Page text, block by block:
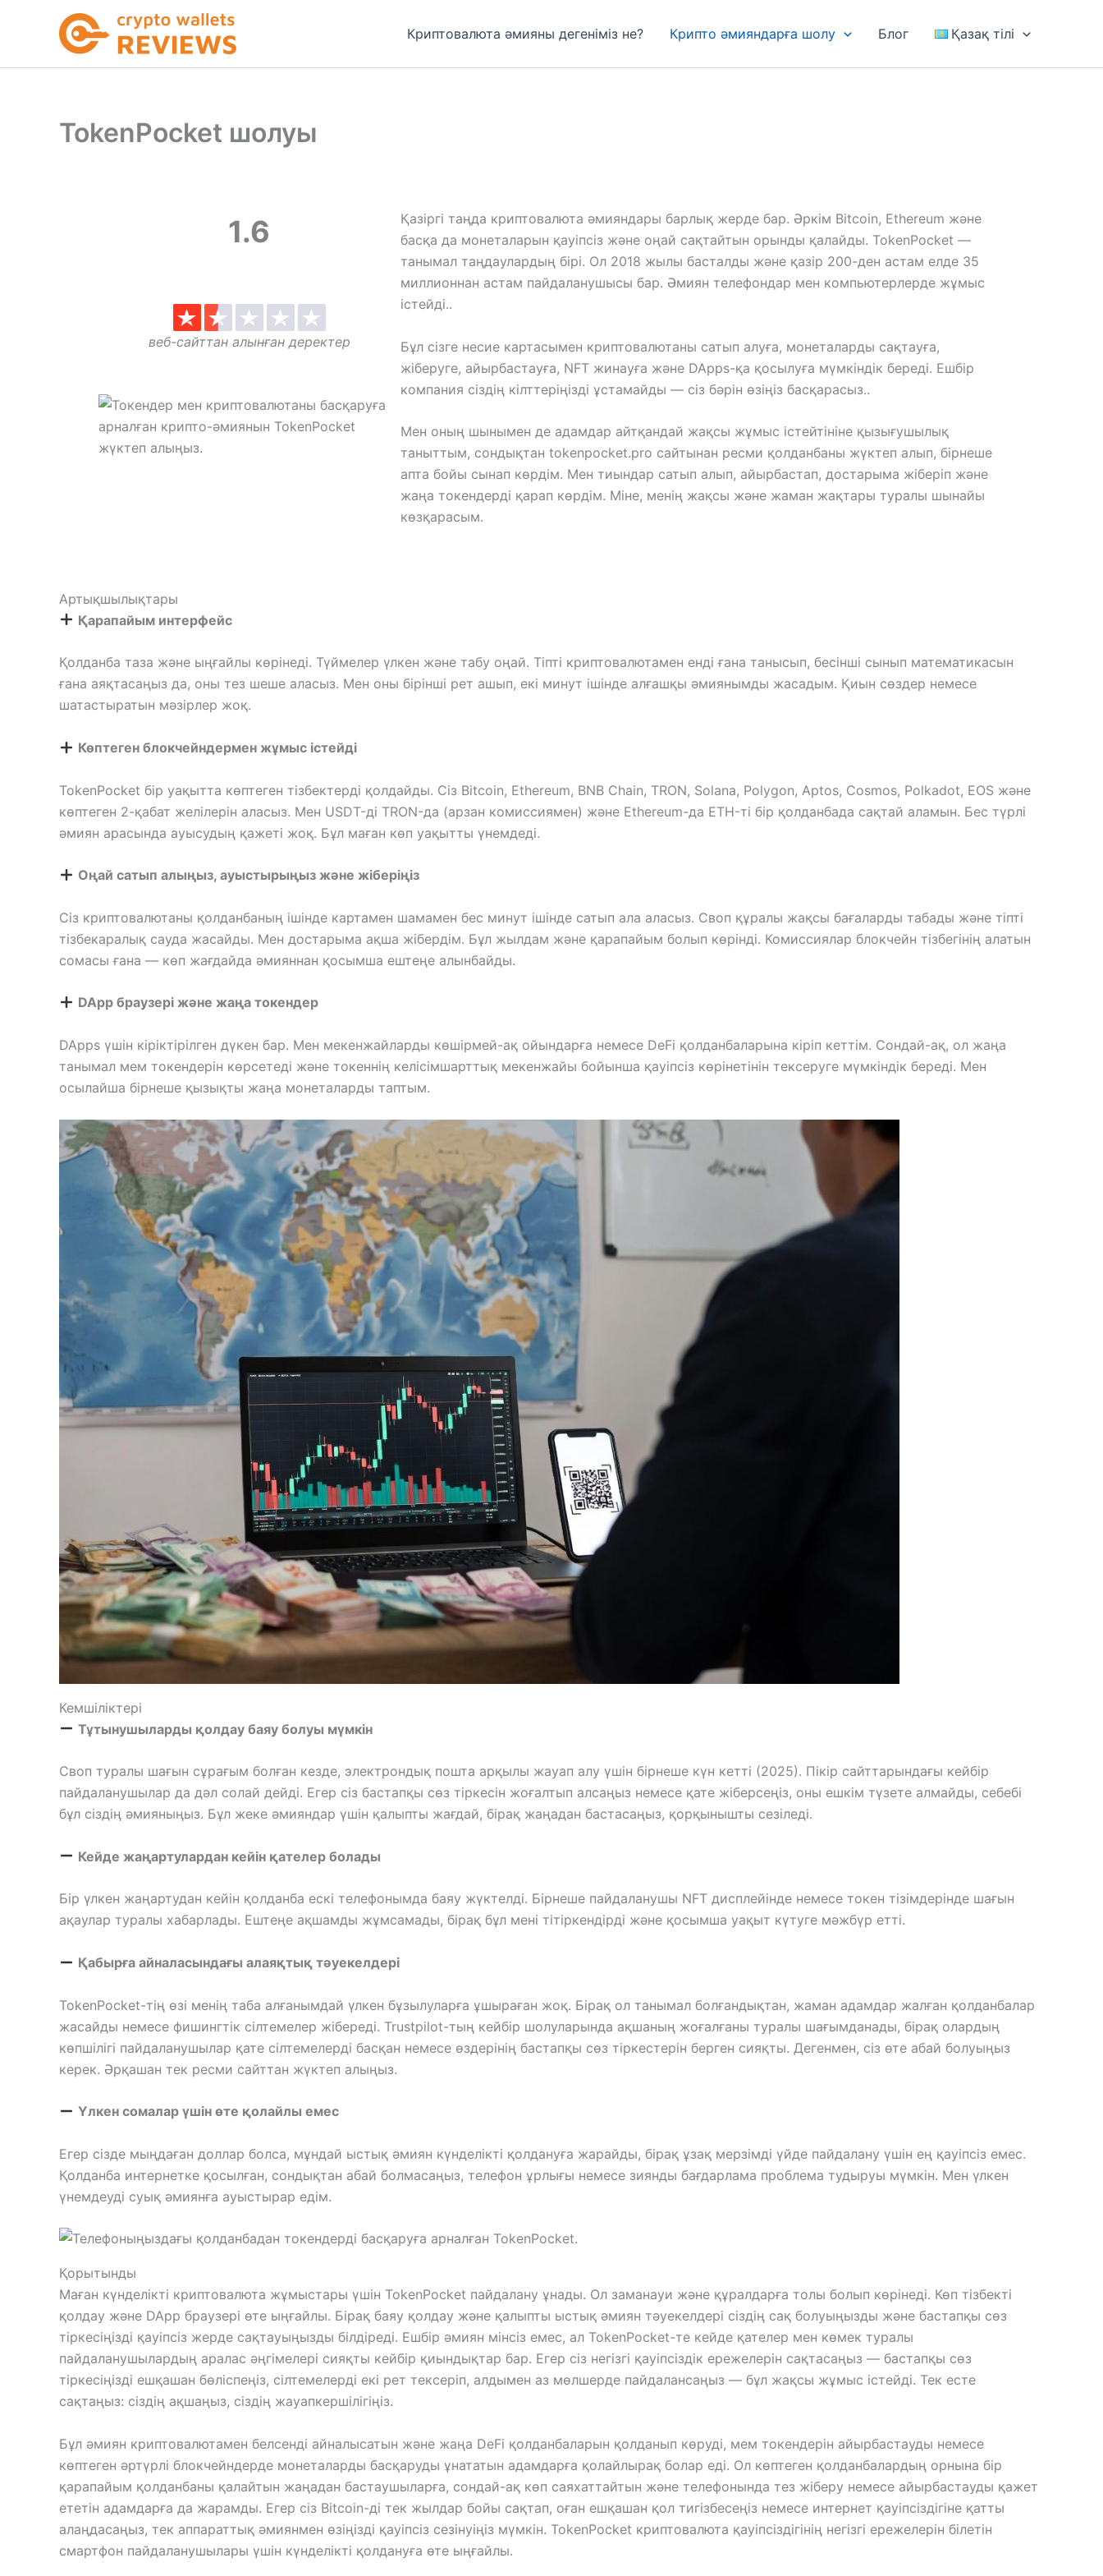
Криптовалюта әмияны дегеніміз не? Крипто әмияндарға шолу Блог Қазақ тілі
TokenPocket шолуы
1.6
веб-сайттан алынған деректер
Қазіргі таңда криптовалюта әмияндары барлық жерде бар. Әркім Bitcoin, Ethereum және
басқа да монеталарын қауіпсіз және оңай сақтайтын орынды қалайды. TokenPocket —
танымал таңдаулардың бірі. Ол 2018 жылы басталды және қазір 200-ден астам елде 35
миллионнан астам пайдаланушысы бар. Әмиян телефондар мен компьютерлерде жұмыс
істейді..
Бұл сізге несие картасымен криптовалютаны сатып алуға, монеталарды сақтауға,
жіберуге, айырбастауға, NFT жинауға және DApps-қа қосылуға мүмкіндік береді. Ешбір
компания сіздің кілттеріңізді ұстамайды — сіз бәрін өзіңіз басқарасыз..
Мен оның шынымен де адамдар айтқандай жақсы жұмыс істейтініне қызығушылық
таныттым, сондықтан tokenpocket.pro сайтынан ресми қолданбаны жүктеп алып, бірнеше
апта бойы сынап көрдім. Мен тиындар сатып алып, айырбастап, достарыма жіберіп және
жаңа токендерді қарап көрдім. Міне, менің жақсы және жаман жақтары туралы шынайы
көзқарасым.
Артықшылықтары
Қарапайым интерфейс
Қолданба таза және ыңғайлы көрінеді. Түймелер үлкен және табу оңай. Тіпті криптовалютамен енді ғана танысып, бесінші сынып математикасын
ғана аяқтасаңыз да, оны тез шеше аласыз. Мен оны бірінші рет ашып, екі минут ішінде алғашқы әмиянымды жасадым. Қиын сөздер немесе
шатастыратын мәзірлер жоқ.
Көптеген блокчейндермен жұмыс істейді
TokenPocket бір уақытта көптеген тізбектерді қолдайды. Сіз Bitcoin, Ethereum, BNB Chain, TRON, Solana, Polygon, Aptos, Cosmos, Polkadot, EOS және
көптеген 2-қабат желілерін аласыз. Мен USDT-ді TRON-да (арзан комиссиямен) және Ethereum-да ETH-ті бір қолданбада сақтай аламын. Бес түрлі
әмиян арасында ауысудың қажеті жоқ. Бұл маған көп уақытты үнемдеді.
Оңай сатып алыңыз, ауыстырыңыз және жіберіңіз
Сіз криптовалютаны қолданбаның ішінде картамен шамамен бес минут ішінде сатып ала аласыз. Своп құралы жақсы бағаларды табады және тіпті
тізбекаралық сауда жасайды. Мен достарыма ақша жібердім. Бұл жылдам және қарапайым болып көрінді. Комиссиялар блокчейн тізбегінің алатын
сомасы ғана — көп жағдайда әмияннан қосымша ештеңе алынбайды.
DApp браузері және жаңа токендер
DApps үшін кіріктірілген дүкен бар. Мен мекенжайларды көшірмей-ақ ойындарға немесе DeFi қолданбаларына кіріп кеттім. Сондай-ақ, ол жаңа
танымал мем токендерін көрсетеді және токеннің келісімшарттық мекенжайы бойынша қауіпсіз көрінетінін тексеруге мүмкіндік береді. Мен
осылайша бірнеше қызықты жаңа монеталарды таптым.
Кемшіліктері
Тұтынушыларды қолдау баяу болуы мүмкін
Своп туралы шағын сұрағым болған кезде, электрондық пошта арқылы жауап алу үшін бірнеше күн кетті (2025). Пікір сайттарындағы кейбір
пайдаланушылар да дәл солай дейді. Егер сіз бастапқы сөз тіркесін жоғалтып алсаңыз немесе қате жіберсеңіз, оны ешкім түзете алмайды, себебі
бұл сіздің әмияныңыз. Бұл жеке әмияндар үшін қалыпты жағдай, бірақ жаңадан бастасаңыз, қорқынышты сезіледі.
Кейде жаңартулардан кейін қателер болады
Бір үлкен жаңартудан кейін қолданба ескі телефонымда баяу жүктелді. Бірнеше пайдаланушы NFT дисплейінде немесе токен тізімдерінде шағын
ақаулар туралы хабарлады. Ештеңе ақшамды жұмсамады, бірақ бұл мені тітіркендірді және қосымша уақыт күтуге мәжбүр етті.
Қабырға айналасындағы алаяқтық тәуекелдері
TokenPocket-тің өзі менің таба алғанымдай үлкен бұзылуларға ұшыраған жоқ. Бірақ ол танымал болғандықтан, жаман адамдар жалған қолданбалар
жасайды немесе фишингтік сілтемелер жібереді. Trustpilot-тың кейбір шолуларында ақшаның жоғалғаны туралы шағымданады, бірақ олардың
көпшілігі пайдаланушылар қате сілтемелерді басқан немесе өздерінің бастапқы сөз тіркестерін берген сияқты. Дегенмен, сіз өте абай болуыңыз
керек. Әрқашан тек ресми сайттан жүктеп алыңыз.
Үлкен сомалар үшін өте қолайлы емес
Егер сізде мыңдаған доллар болса, мұндай ыстық әмиян күнделікті қолдануға жарайды, бірақ ұзақ мерзімді үйде пайдалану үшін ең қауіпсіз емес.
Қолданба интернетке қосылған, сондықтан абай болмасаңыз, телефон ұрлығы немесе зиянды бағдарлама проблема тудыруы мүмкін. Мен үлкен
үнемдеуді суық әмиянға ауыстырар едім.
Қорытынды
Маған күнделікті криптовалюта жұмыстары үшін TokenPocket пайдалану ұнады. Ол заманауи және құралдарға толы болып көрінеді. Көп тізбекті
қолдау және DApp браузері өте ыңғайлы. Бірақ баяу қолдау және қалыпты ыстық әмиян тәуекелдері сіздің сақ болуыңызды және бастапқы сөз
тіркесіңізді қауіпсіз жерде сақтауыңызды білдіреді. Ешбір әмиян мінсіз емес, ал TokenPocket-те кейде қателер мен көмек туралы
пайдаланушылардың аралас әңгімелері сияқты кейбір қиындықтар бар. Егер сіз негізгі қауіпсіздік ережелерін сақтасаңыз — бастапқы сөз
тіркесіңізді ешқашан бөліспеңіз, сілтемелерді екі рет тексеріп, алдымен аз мөлшерде пайдалансаңыз — бұл жақсы жұмыс істейді. Тек есте
сақтаңыз: сіздің ақшаңыз, сіздің жауапкершілігіңіз.
Бұл әмиян криптовалютамен белсенді айналысатын және жаңа DeFi қолданбаларын қолданып көруді, мем токендерін айырбастауды немесе
көптеген әртүрлі блокчейндерде монеталарды басқаруды ұнататын адамдарға қолайлырақ болар еді. Ол көптеген қолданбалардың орнына бір
қарапайым қолданбаны қалайтын жаңадан бастаушыларға, сондай-ақ көп саяхаттайтын және телефонында тез жіберу немесе айырбастауды қажет
ететін адамдарға да жарамды. Егер сіз Bitcoin-ді тек жылдар бойы сақтап, оған ешқашан қол тигізбесеңіз немесе интернет қауіпсіздігіне қатты
алаңдасаңыз, тек аппараттық әмиянмен өзіңізді қауіпсіз сезінуіңіз мүмкін. TokenPocket криптовалюта қауіпсіздігінің негізгі ережелерін білетін
смартфон пайдаланушылары үшін күнделікті қолдануға өте ыңғайлы.